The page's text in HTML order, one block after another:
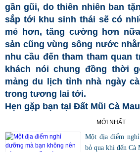
gần gũi, do thiên nhiên ban
sắp tới khu sinh thái sẽ có
mẻ hơn, tăng cường hơn
sản cũng vùng sông nước
nhu cầu đến tham tham quan
khách nói chung đồng thời
mảng du lịch tỉnh nhà ngày
trong tương lai tới.
Hẹn gặp bạn tại Đất Mũi Cà
MỚI NHẤT
Một địa điểm
bỏ qua khi đến Cà